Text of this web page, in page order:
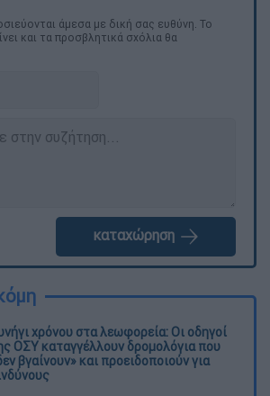
άμεσα με δική σας ευθύνη. Το
και τα προσβλητικά σχόλια θα
καταχώρηση
χρόνου στα λεωφορεία: Οι οδηγοί
ΟΣΥ καταγγέλλουν δρομολόγια που
βγαίνουν» και προειδοποιούν για